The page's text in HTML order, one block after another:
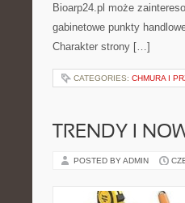
Bioarp24.pl może
gabinetowe punkty
Charakter strony […]
CATEGORIES: CHMURA I
TRENDY I
POSTED BY ADMIN